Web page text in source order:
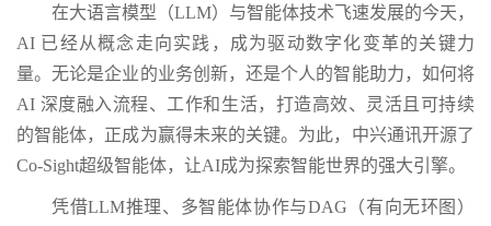
在大语言模型（LLM）与智能体技术飞速发展的今天，
AI 已经从概念走向实践，成为驱动数字化变革的关键力
量。无论是企业的业务创新，还是个人的智能助力，如何将
AI 深度融入流程、工作和生活，打造高效、灵活且可持续
的智能体，正成为赢得未来的关键。为此，中兴通讯开源了
Co-Sight超级智能体，让AI成为探索智能世界的强大引擎。
凭借LLM推理、多智能体协作与DAG（有向无环图）